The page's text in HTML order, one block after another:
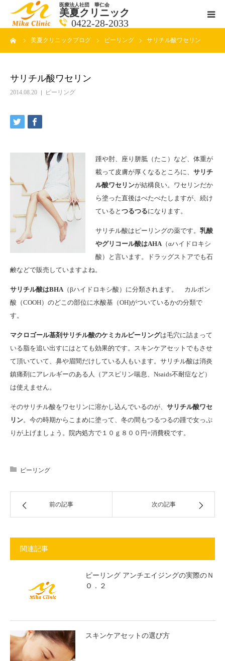
医療法人社団 華仁会
美夏クリニック
0422-28-2033
美夏クリニックブログ ピーリング サリチル酸ワセリン
サリチル酸ワセリン
2014.08.20 ピーリング
踵や肘、座り胼胝（たこ）など、体重が
載って皮膚が厚くなるところに、 サリチ
ル酸ワセリンが結構良い。ワセリンだか
ら塗った直後はべたべたしますが、続け
ていると つるつるになります。
サリチル酸はピーリングの薬です。 乳酸
やグリコール酸はAHA（αハイドロキシ
酸）と言います。ドラッグストアでも石
鹸などで販売していますよね。
サリチル酸はBHA（βハイドロキシ酸）に分類されます。 カルボン
酸（COOH）のどこの部位に水酸基（OH)がついているかの分類で
す。
マクロゴール基剤サリチル酸のケミカルピーリングは毛穴に詰まって
いる脂を追い出すにはとても効果的です。スキンケアセットでもさせ
て頂いていて、鼻や眉間だけしている人もいます。サリチル酸は消炎
鎮痛剤にアレルギーのある人（アスピリン喘息、Nsaids不耐症など）
は使えません。
そのサリチル酸をワセリンに溶かし込んでいるのが、 サリチル酸ワセ
リン。今の時期からこまめに塗って、冬の間もつるつるの踵で女っぷ
りが上げましょう。院内処方で１０ｇ８００円+消費税です。
ピーリング
前の記事 次の記事
関連記事
ピーリング アンチエイジングの実際のＮ
Ｏ．２
スキンケアセットの選び方
医師紹介
アクセス
メールで相談
ブログ一覧ページ
料金一覧 new